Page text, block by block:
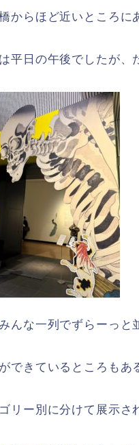
からほど近いところに
平日の午後でしたが、
んな一列でずらーっと
できているところもあ
リー別に分けて展示さ